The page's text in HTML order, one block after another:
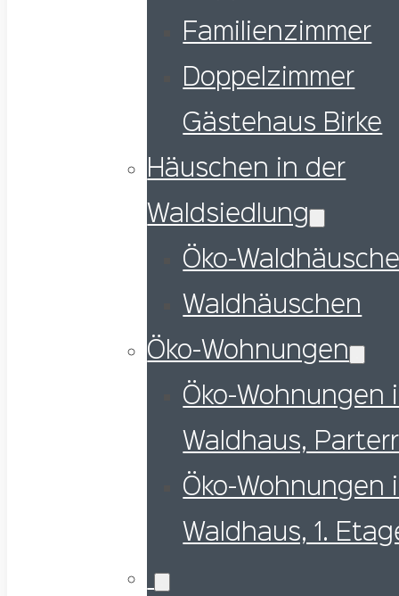
Familienzimmer
Doppelzimmer
Gästehaus Birke
Häuschen in der
Waldsiedlung
Öko-
Waldhäuschen
Öko-Wohnungen
Öko-Wohnungen
Waldhaus,
Öko-Wohnungen
Waldhaus, 1.